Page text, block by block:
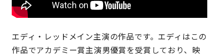
エディ・レッドメイン主演の作品です。エディはこの
作品でアカデミー賞主演男優賞を受賞しており、映